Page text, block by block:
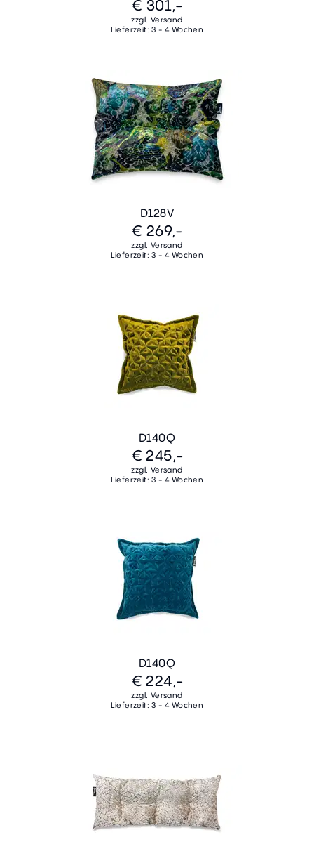
€ 301,-
zzgl. Versand
Lieferzeit: 3 - 4 Wochen
D128V
€ 269,-
zzgl. Versand
Lieferzeit: 3 - 4 Wochen
D140Q
€ 245,-
zzgl. Versand
Lieferzeit: 3 - 4 Wochen
D140Q
€ 224,-
zzgl. Versand
Lieferzeit: 3 - 4 Wochen